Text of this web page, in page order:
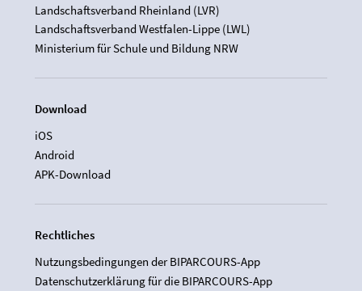
Landschaftsverband Rheinland (LVR)
Landschaftsverband Westfalen-Lippe (LWL)
Ministerium für Schule und Bildung NRW
Download
iOS
Android
APK-Download
Rechtliches
Nutzungsbedingungen der BIPARCOURS-App
Datenschutzerklärung für die BIPARCOURS-App